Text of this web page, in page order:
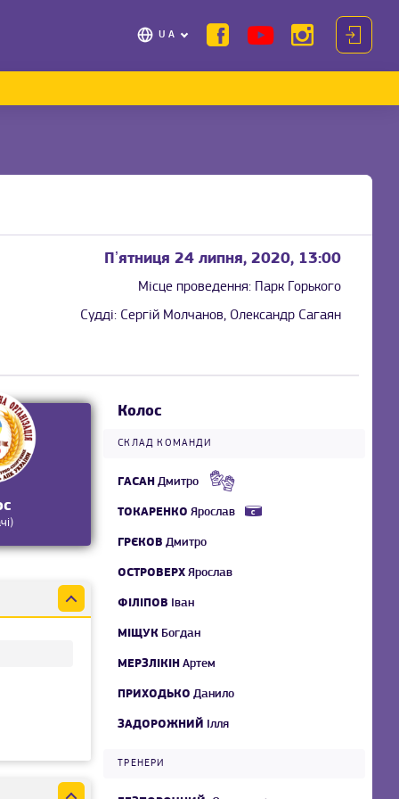
UA
Пʼятниця 24 липня, 2020, 13:00
Місце проведення:
Парк Горького
Судді: Сергій Молчанов, Олександр Сагаян
Колос
СКЛАД КОМАНДИ
ГАСАН Дмитро
ТОКАРЕНКО Ярослав
ГРЄКОВ Дмитро
ОСТРОВЕРХ Ярослав
ФІЛІПОВ Іван
МІЩУК Богдан
МЕРЗЛІКІН Артем
ПРИХОДЬКО Данило
ЗАДОРОЖНИЙ Ілля
ТРЕНЕРИ